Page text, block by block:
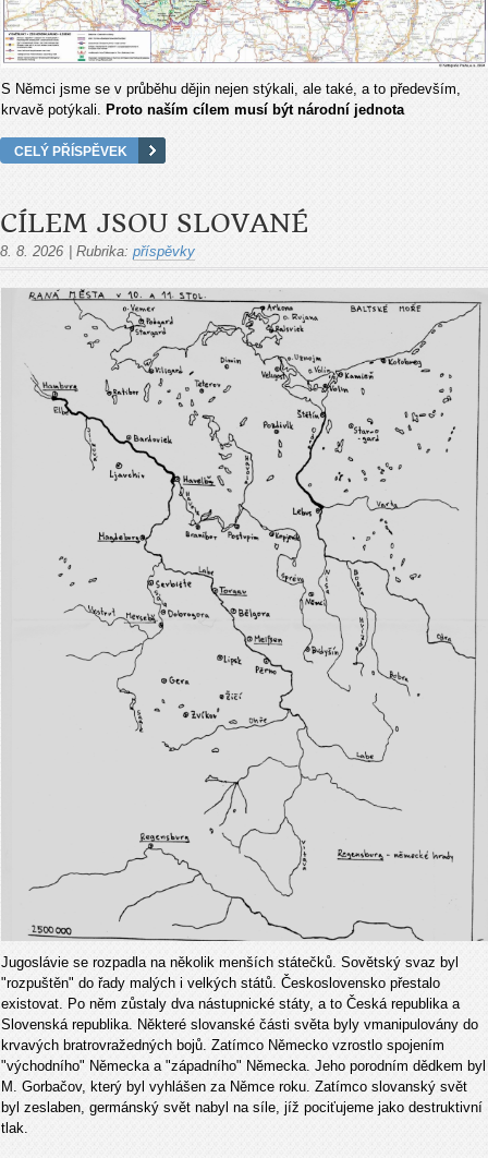
S Němci jsme se v průběhu dějin nejen stýkali, ale také, a to především,
krvavě potýkali. Proto naším cílem musí být národní jednota
CELÝ PŘÍSPĚVEK
CÍLEM JSOU SLOVANÉ
8. 8. 2026 | Rubrika: příspěvky
Jugoslávie se rozpadla na několik menších státečků. Sovětský svaz byl
"rozpuštěn" do řady malých i velkých států. Československo přestalo
existovat. Po něm zůstaly dva nástupnické státy, a to Česká republika a
Slovenská republika. Některé slovanské části světa byly vmanipulovány do
krvavých bratrovražedných bojů. Zatímco Německo vzrostlo spojením
"východního" Německa a "západního" Německa. Jeho porodním dědkem byl
M. Gorbačov, který byl vyhlášen za Němce roku. Zatímco slovanský svět
byl zeslaben, germánský svět nabyl na síle, jíž pociťujeme jako destruktivní
tlak.